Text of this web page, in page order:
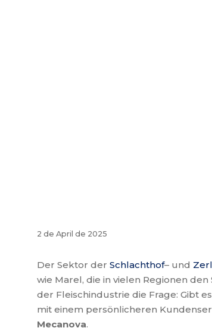
2 de April de 2025
Der Sektor der Schlachthof– und
wie Marel, die in vielen Regionen
der Fleischindustrie die Frage: Gibt
mit einem persönlicheren
Mecanova.